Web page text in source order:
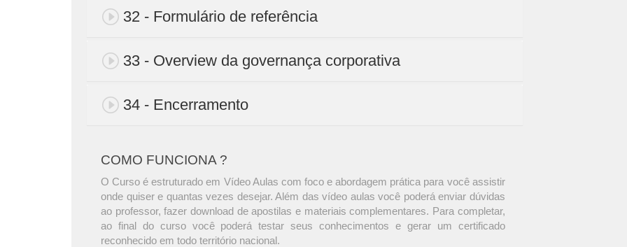
32 - Formulário de referência
33 - Overview da governança corporativa
34 - Encerramento
COMO FUNCIONA ?
O Curso é estruturado em Vídeo Aulas com foco e abordagem prática para você assistir
onde quiser e quantas vezes desejar. Além das vídeo aulas você poderá enviar dúvidas
ao professor, fazer download de apostilas e materiais complementares. Para completar,
ao final do curso você poderá testar seus conhecimentos e gerar um certificado
reconhecido em todo território nacional.